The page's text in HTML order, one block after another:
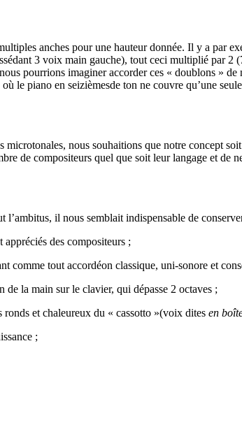
anches pour une hauteur donnée. Il y a par
3 voix main gauche), tout ceci multiplié par 2
pourrions imaginer accorder ces « doublons »
le piano en seizièmesde ton ne couvre qu’une
microtonales, nous souhaitions que notre concept
de compositeurs quel que soit leur langage et de
l’ambitus, il nous semblait indispensable de
des compositeurs ;
comme tout accordéon classique, uni-sonore et
la main sur le clavier, qui dépasse 2 octaves ;
ronds et chaleureux du « cassotto »(voix dites en
;